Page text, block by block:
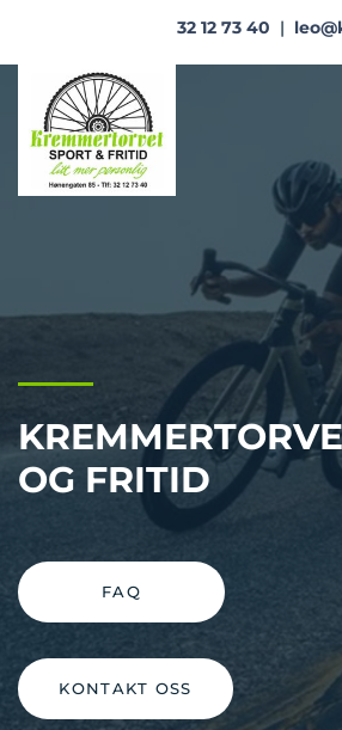
32 12 73 40 |
OG FRITID
FAQ
KONTAKT OSS